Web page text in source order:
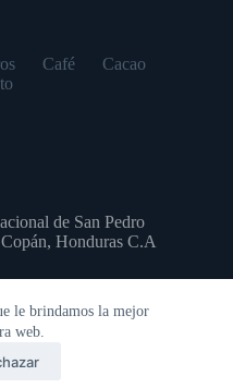
le brindamos la mejor
web.
Café
Cacao
de San Pedro
Honduras C.A
San Antonio